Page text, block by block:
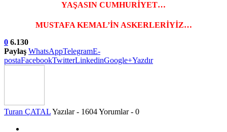
YAŞASIN CUMHURİYET…
MUSTAFA KEMAL’İN ASKERLERİYİZ…
0 6.130
Paylaş WhatsAppTelegramE-
postaFacebookTwitterLinkedinGoogle+Yazdır
Turan ÇATALYazılar - 1604Yorumlar - 0